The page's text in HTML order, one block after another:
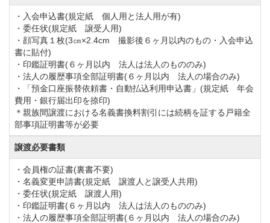
◆周辺ゴルフ場
「東京カントリー倶楽部
ブ」「清川カントリークラブ」「小田原ゴルフ倶楽
部 松田コース」「 レインボーカントリー倶楽部
◆交通機関
・自動車でお越しの場合
東名高速道路「厚木IC」より12.0km
・電車をご利用の場合
小田急線「伊勢原駅」下車。
伊勢原駅北口からクラブバスが運行しています。
・入会申込書(規定紙 個人用と法人用が有)
・委任状(規定紙 譲受人用)
・顔写真１枚(3㎝×2.4cm 撮影後６ヶ月以内のもの・入会申込
書に貼付)
・印鑑証明書(６ヶ月以内 法人は法人のもののみ)
・法人の履歴事項全部証明書(６ヶ月以内 法人の場合のみ)
・「預金口座振替依頼書・自動払込利用申込書」(規定紙 年会
費用・銀行届出印を捺印)
＊親族間譲渡における名義書換料割引には続柄を証する戸籍全
部事項証明書等が必要
譲渡必要書類
・会員権の証書(裏書不要)
・名義変更申請書(規定紙 譲渡人と譲受人共用)
・委任状(規定紙 譲渡人用)
・印鑑証明書(６ヶ月以内 法人は法人のもののみ)
・法人の履歴事項全部証明書(６ヶ月以内 法人の場合のみ)